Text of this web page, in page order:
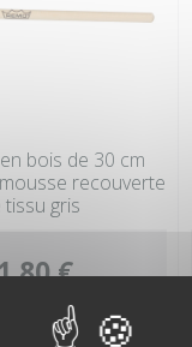
bois de 30 cm
recouverte
tissu gris
€